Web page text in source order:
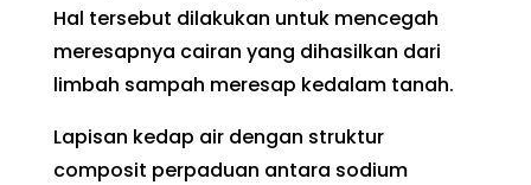
Hal tersebut dilakukan untuk mencegah
meresapnya cairan yang dihasilkan dari
limbah sampah meresap kedalam tanah.
Lapisan kedap air dengan struktur
composit perpaduan antara sodium